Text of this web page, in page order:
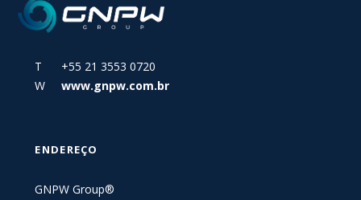
T +55 21 3553 0720
W
www.gnpw.com.br
ENDEREÇO
GNPW Group®